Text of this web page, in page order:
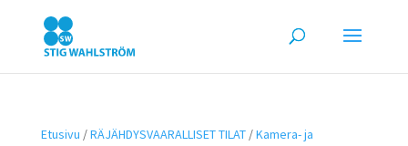
Etusivu /RÄJÄHDYSVAARALLISET TILAT/Kamera- ja